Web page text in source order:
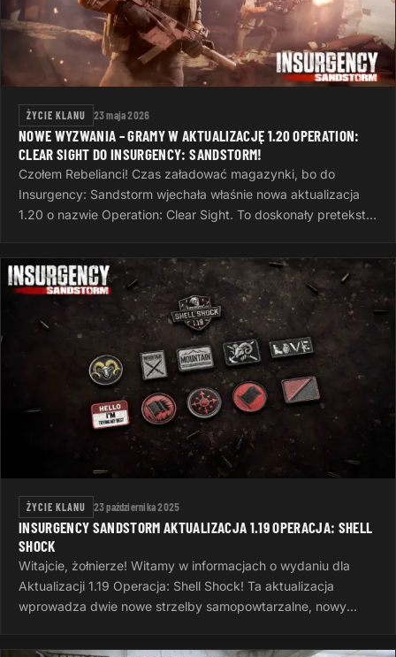
ŻYCIE KLANU 23 maja 2026
NOWE WYZWANIA – GRAMY W AKTUALIZACJĘ 1.20 OPERATION:
CLEAR SIGHT DO INSURGENCY: SANDSTORM!
Czołem Rebelianci! Czas załadować magazynki, bo do
Insurgency: Sandstorm wjechała właśnie nowa aktualizacja
1.20 o nazwie Operation: Clear Sight. To doskonały pretekst,
ŻYCIE KLANU 23 października 2025
INSURGENCY SANDSTORM AKTUALIZACJA 1.19 OPERACJA: SHELL
SHOCK
Witajcie, żołnierze! Witamy w informacjach o wydaniu dla
Aktualizacji 1.19 Operacja: Shell Shock! Ta aktualizacja
wprowadza dwie nowe strzelby samopowtarzalne, nowy